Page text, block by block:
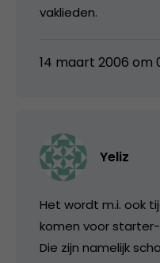
vaklieden.
14 maart 2006 om
Yeliz
Het wordt m.i. ook
komen voor
Die zijn namelijk